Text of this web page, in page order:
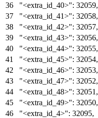
"<extra_id_40>": 32059,
"<extra_id_41>": 32058,
"<extra_id_42>": 32057,
"<extra_id_43>": 32056,
"<extra_id_44>": 32055,
"<extra_id_45>": 32054,
"<extra_id_46>": 32053,
"<extra_id_47>": 32052,
"<extra_id_48>": 32051 ,
"<extra_id_49>": 32050,
"<extra_id_4>": 32095,